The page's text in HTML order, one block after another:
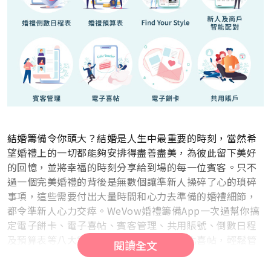
結婚籌備令你頭大？結婚是人生中最重要的時刻，當然希
望婚禮上的一切都能夠安排得盡善盡美，為彼此留下美好
的回憶，並將幸福的時刻分享給到場的每一位賓客。只不
過一個完美婚禮的背後是無數個讓準新人操碎了心的瑣碎
事項，這些需要付出大量時間和心力去準備的婚禮細節，
都令準新人心力交瘁。WeVow婚禮籌備App一次過幫你搞
定電子餅卡、電子喜帖、賓客管理、共用賬號、倒數日程
及預算表等八大實用功能！快速製作個人化喜帖，輕鬆管
理賓客回覆，還能用AI智能配對婚禮商戶，節省時間又高
閱讀全文